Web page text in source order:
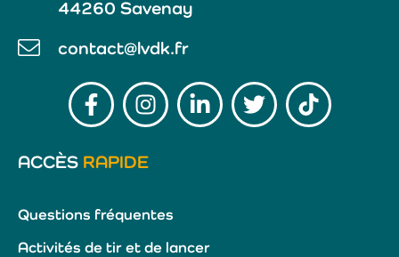
44260 Savenay
contact@lvdk.fr
ACCÈS RAPIDE
Questions fréquentes
Activités de tir et de lancer